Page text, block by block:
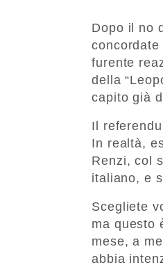
Dopo il no
furente
della
capito già
Il
In realtà,
Renzi, col
italiano, e
Scegliete
ma questo
mese, a
abbia